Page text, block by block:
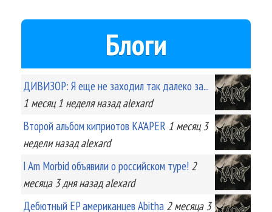
Блоги
ДИВИЗОР: Я еще не заходил так далеко за...
1 месяц 1 неделяназад alexard
Второй альбом киприотов KA'APER 1 месяц 3
неделиназад alexard
I Am Morbid объявили о российском туре! 2
месяца 3 дняназад alexard
Дебютный EP американцев Abitha 2 месяца 3